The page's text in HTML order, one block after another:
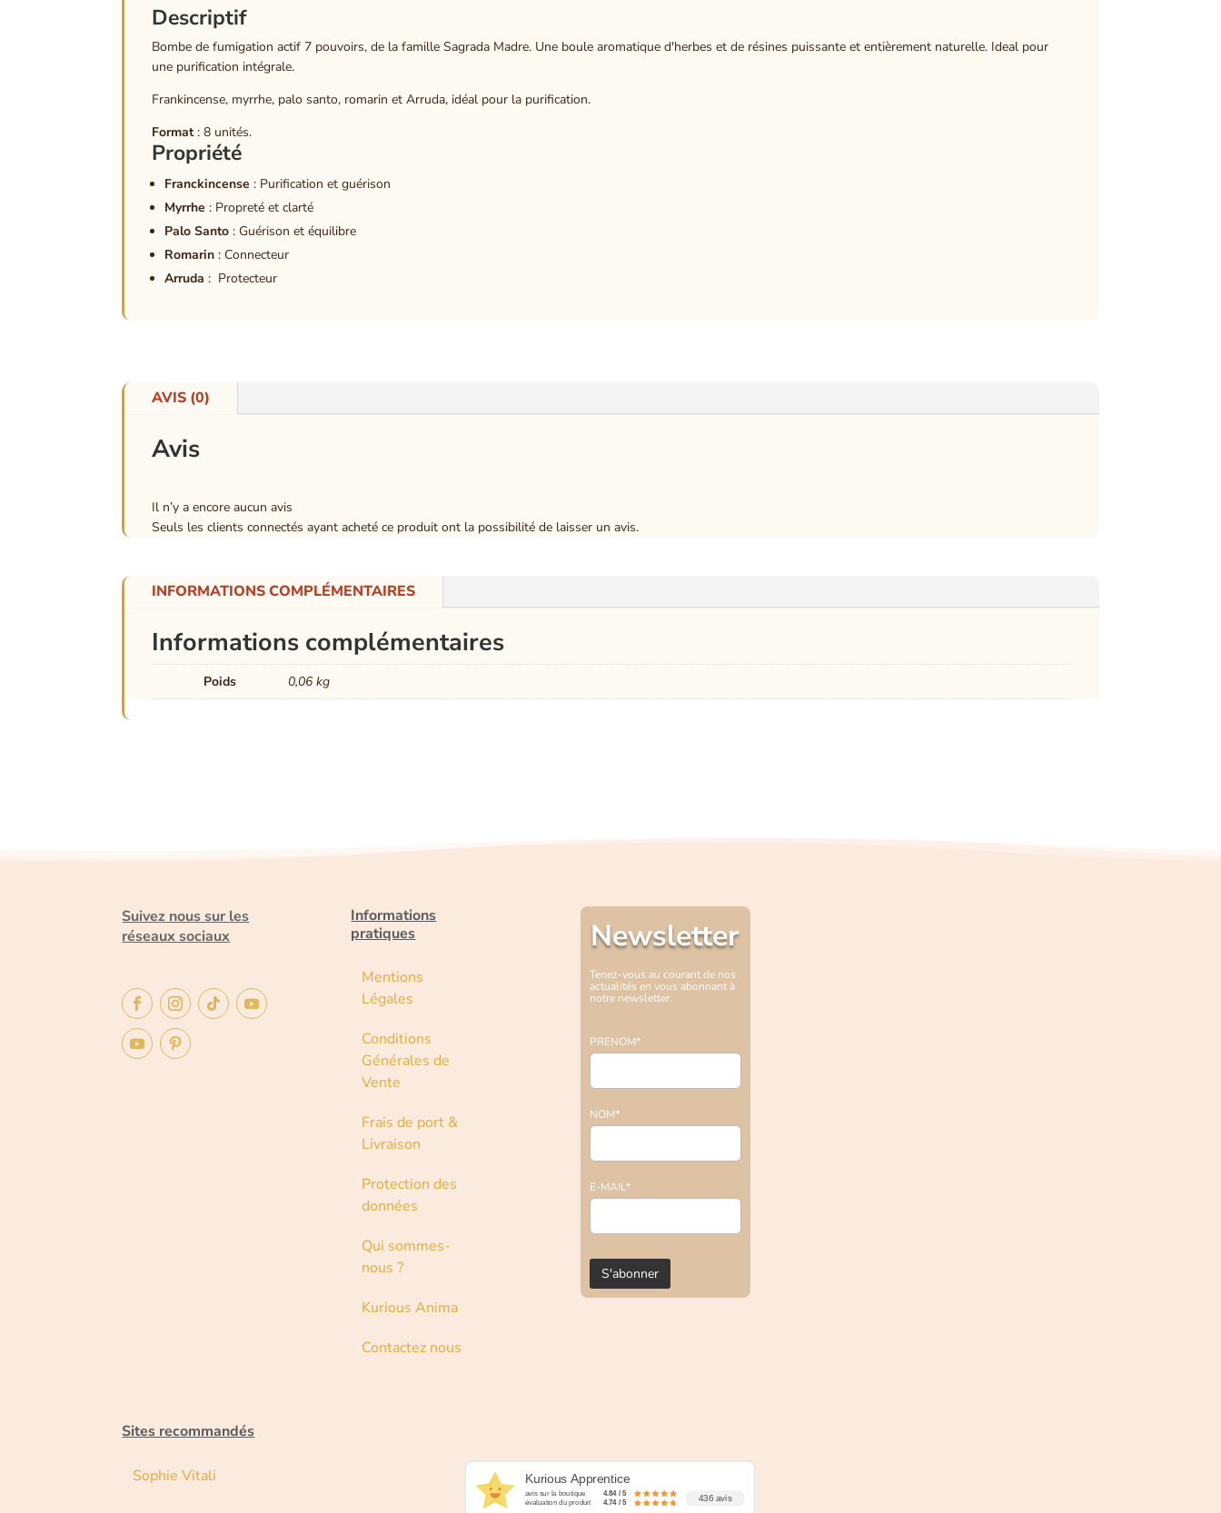
Descriptif
Bombe de fumigation actif 7 pouvoirs, de la famille Sagrada Madre. Une boule aromatique d'herbes et de résines puissante et entièrement naturelle. Ideal pour
une purification intégrale.
Frankincense, myrrhe, palo santo, romarin et Arruda, idéal pour la purification.
Format: 8 unités.
Propriété
Franckincense : Purification et guérison
Myrrhe : Propreté et clarté
Palo Santo : Guérison et équilibre
Romarin : Connecteur
Arruda : Protecteur
AVIS (0)
Avis
Il n’y a encore aucun avis
Seuls les clients connectés ayant acheté ce produit ont la possibilité de laisser un avis.
INFORMATIONS COMPLÉMENTAIRES
Informations complémentaires
Poids 0,06 kg
Suivez nous sur les
réseaux sociaux
Informations
pratiques
Mentions
Légales
Conditions
Générales de
Vente
Frais de port &
Livraison
Protection des
données
Qui sommes-
nous ?
Kurious Anima
Contactez nous
Newsletter
Tenez-vous au courant de nos
actualités en vous abonnant à
notre newsletter.
PRENOM*
NOM*
E-MAIL*
Sites recommandés
Sophie Vitali Kurious Apprentice
avis sur la boutique 4.84 / 5
évaluation du produit 4.74 / 5 436 avis